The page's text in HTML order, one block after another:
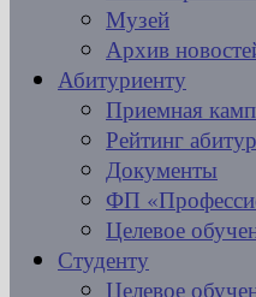
Музей
Архив
Абитуриенту
Приемная
Рейтинг
Документы
ФП
Целевое
Студенту
Целевое